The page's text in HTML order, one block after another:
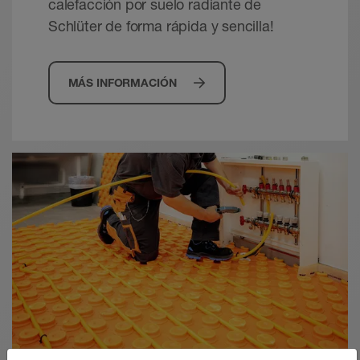
de instalación
Installation guide - © Schlueter-Systems
PDF – 1,15 MB
calefacción por suelo radiante de
Schlüter de forma rápida y sencilla!
MÁS INFORMACIÓN